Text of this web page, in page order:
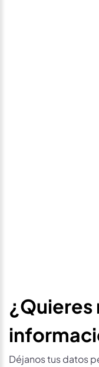
¿Quieres
Déjanos tus datos